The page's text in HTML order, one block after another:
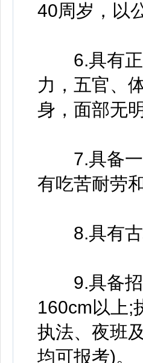
40周岁，以
6.具有正
力，五官、
身，面部无
7.具备一
有吃苦耐劳
8.具有古
9.具备招
160cm以上;
执法、夜班
均可报考)。